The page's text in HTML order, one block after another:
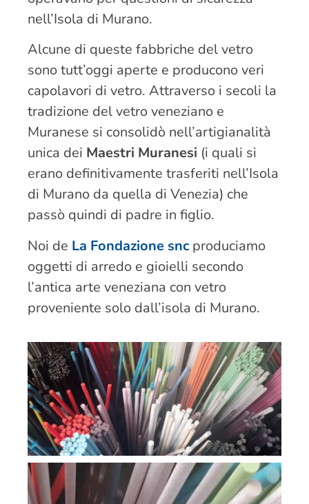
nell’Isola di Murano.
Alcune di queste fabbriche del vetro
sono tutt’oggi aperte e producono veri
capolavori di vetro. Attraverso i secoli la
tradizione del vetro veneziano e
Muranese si consolidò nell’artigianalità
unica dei Maestri Muranesi (i quali si
erano definitivamente trasferiti nell’Isola
di Murano da quella di Venezia) che
passò quindi di padre in figlio.
Noi de La Fondazione sncproduciamo
oggetti di arredo e gioielli secondo
l’antica arte veneziana con vetro
proveniente solo dall’isola di Murano.